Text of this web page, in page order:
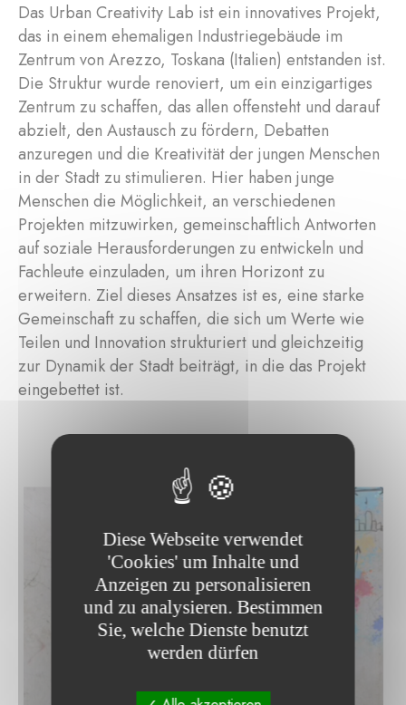
Das Urban Creativity Lab ist ein innovatives Projekt,
das in einem ehemaligen Industriegebäude im
Zentrum von Arezzo, Toskana (Italien) entstanden ist.
Die Struktur wurde renoviert, um ein einzigartiges
Zentrum zu schaffen, das allen offensteht und darauf
abzielt, den Austausch zu fördern, Debatten
anzuregen und die Kreativität der jungen Menschen
in der Stadt zu stimulieren. Hier haben junge
Menschen die Möglichkeit, an verschiedenen
Projekten mitzuwirken, gemeinschaftlich Antworten
auf soziale Herausforderungen zu entwickeln und
Fachleute einzuladen, um ihren Horizont zu
erweitern. Ziel dieses Ansatzes ist es, eine starke
Gemeinschaft zu schaffen, die sich um Werte wie
Teilen und Innovation strukturiert und gleichzeitig
zur Dynamik der Stadt beiträgt, in die das Projekt
eingebettet ist.
Diese Webseite verwendet
'Cookies' um Inhalte und
Anzeigen zu personalisieren
und zu analysieren. Bestimmen
Sie, welche Dienste benutzt
werden dürfen